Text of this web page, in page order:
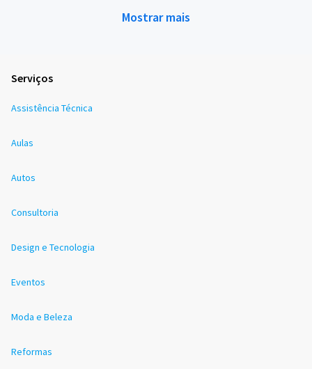
Mostrar mais
Serviços
Assistência Técnica
Aulas
Autos
Consultoria
Design e Tecnologia
Eventos
Moda e Beleza
Reformas